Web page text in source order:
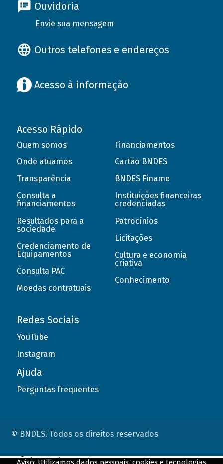
Ouvidoria
Envie sua mensagem
Outros telefones e endereços
Acesso à informação
Acesso Rápido
Quem somos
Onde atuamos
Transparência
Consulta a
financiamentos
Resultados para a
sociedade
Credenciamento de
Equipamentos
Consulta PAC
Moedas contratuais
Financiamentos
Cartão BNDES
BNDES Finame
Instituições financeiras
credenciadas
Patrocínios
Licitações
Cultura e economia
criativa
Conhecimento
Redes Sociais
YouTube
Instagram
Ajuda
Perguntas frequentes
© BNDES. Todos os direitos reservados
Aviso: Utilizamos dados pessoais, cookies e tecnologias
ConteÃºdo complementar